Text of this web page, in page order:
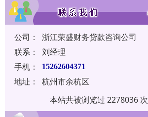
公司：
浙江荣盛财务贷款咨询公司
联系：
刘经理
手机：
15262604371
地址：
杭州市余杭区
本站共被浏览过 2278036 次